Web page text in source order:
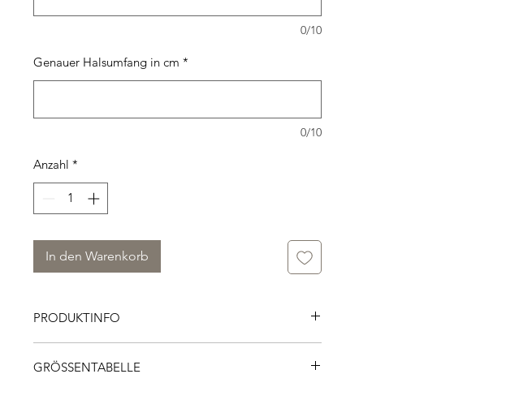
0/10
Genauer Halsumfang in cm *
0/10
Anzahl *
In den Warenkorb
PRODUKTINFO
Waschbar: 30 Grad, nicht im Trockner trocknen
GRÖSSENTABELLE